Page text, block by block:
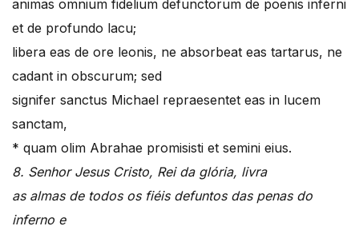
animas omnium fidelium defunctorum de poenis inferni
et de profundo lacu;
libera eas de ore leonis, ne absorbeat eas tartarus, ne
cadant in obscurum; sed
signifer sanctus Michael repraesentet eas in lucem
sanctam,
* quam olim Abrahae promisisti et semini eius.
8. Senhor Jesus Cristo, Rei da glória, livra
as almas de todos os fiéis defuntos das penas do
inferno e